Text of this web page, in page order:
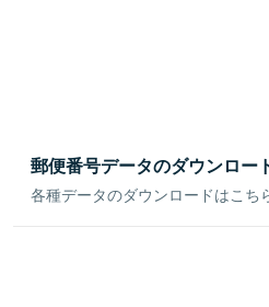
郵便番号データのダウンロー
各種データのダウンロードはこち